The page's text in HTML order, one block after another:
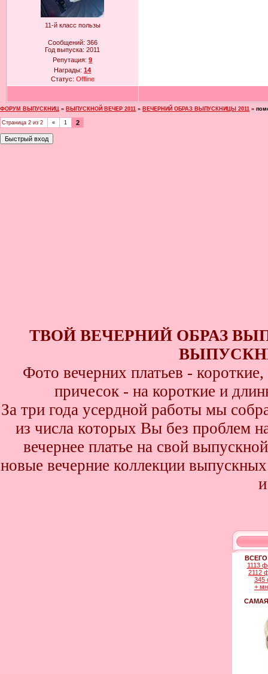
11-й класс пользы
Сообщений: 366
Год выпуска:2011
Репутация:9
Награды:14
Статус: Offline
ФОРУМ ВЫПУСКНИЦ » ВЫПУСКНОЙ ВЕЧЕР 2011 » ВЕЧЕРНИЙ ОБРАЗ ВЫПУСКНИЦЫ 2011 »
Страница 2 из 2 « 1 2
ТВОЙ ВЕЧЕРНИЙ ОБРАЗ
Фото вечерних платьев -
причесок - на короткие и
За три года усердной работы мы
из числа которых Вы без проблем
вечернее платье на свой
новые вечерние коллекции
1113
2112
345
+